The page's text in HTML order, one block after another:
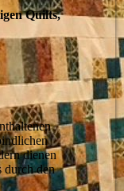
Quilts,
dienen
durch den